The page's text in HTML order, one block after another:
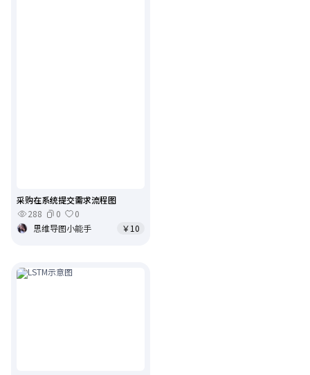
采购在系统提交需求流程图
288
0
0
思维导图小能手
￥10